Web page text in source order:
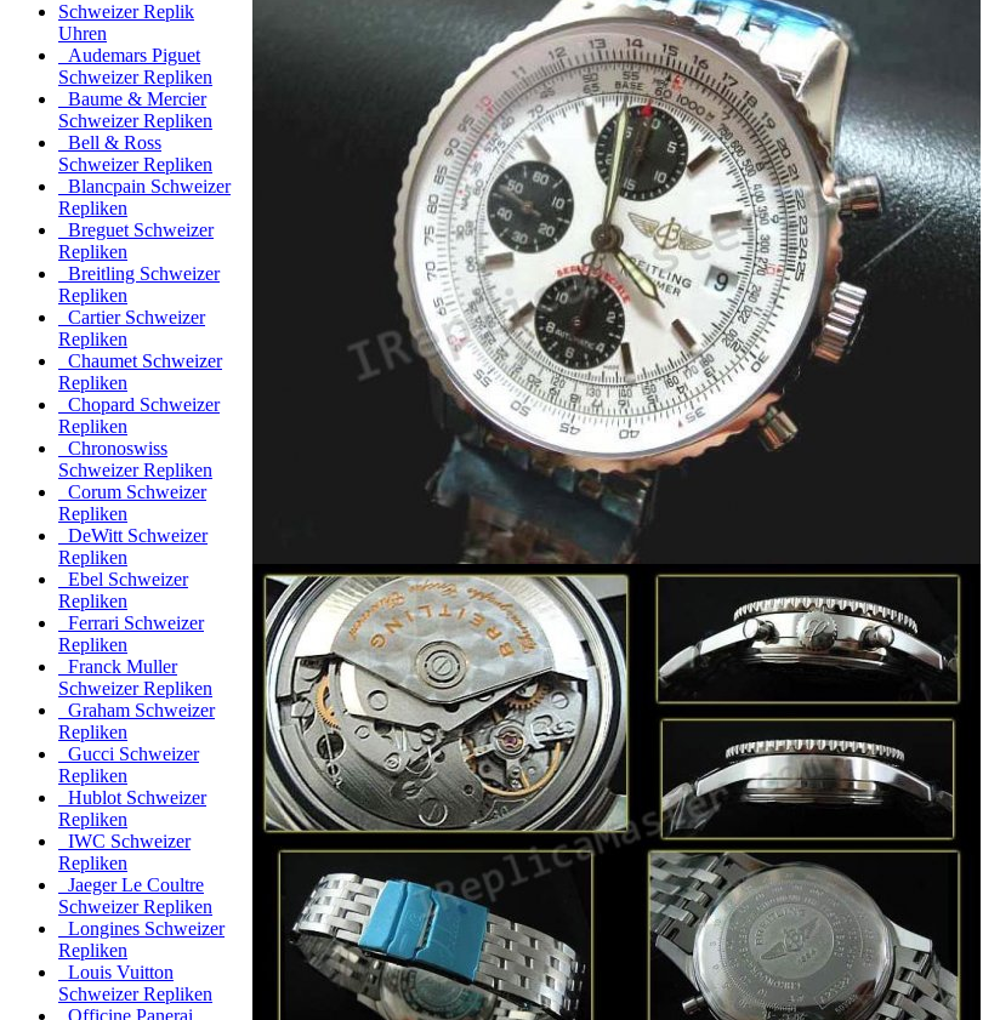
Schweizer Replik
Uhren
Audemars Piguet
Schweizer Repliken
Baume & Mercier
Schweizer Repliken
Bell & Ross
Schweizer Repliken
Blancpain Schweizer
Repliken
Breguet Schweizer
Repliken
Breitling Schweizer
Repliken
Cartier Schweizer
Repliken
Chaumet Schweizer
Repliken
Chopard Schweizer
Repliken
Chronoswiss
Schweizer Repliken
Corum Schweizer
Repliken
DeWitt Schweizer
Repliken
Ebel Schweizer
Repliken
Ferrari Schweizer
Repliken
Franck Muller
Schweizer Repliken
Graham Schweizer
Repliken
Gucci Schweizer
Repliken
Hublot Schweizer
Repliken
IWC Schweizer
Repliken
Jaeger Le Coultre
Schweizer Repliken
Longines Schweizer
Repliken
Louis Vuitton
Schweizer Repliken